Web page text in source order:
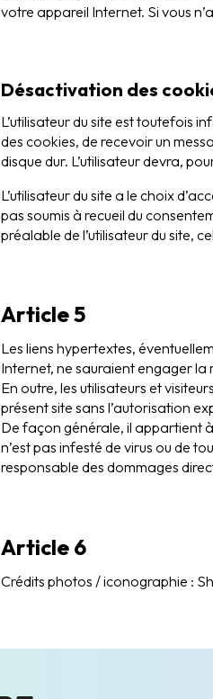
votre appareil Internet. Si vous
Désactivation des
L’utilisateur du site est toutefois
des cookies, de recevoir un
disque dur. L’utilisateur devra,
L’utilisateur du site a le choix
pas soumis à recueil du
préalable de l’utilisateur du site,
Article 5
Les liens hypertextes,
Internet, ne sauraient engager la
En outre, les utilisateurs et
présent site sans l’autorisation
De façon générale, il appartient à
n’est pas infesté de virus ou de
responsable des dommages
Article 6
Crédits photos / iconographie :